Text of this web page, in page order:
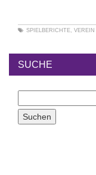
SPIELBERICHTE, VEREIN
SUCHE